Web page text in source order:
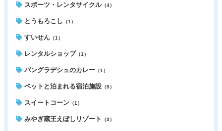
スポーツ・レンタサイクル（4）
とうもろこし （1）
すいせん （1）
レンタルショップ （1）
バングラデシュのカレー （1）
ペットと泊まれる宿泊施設 （5）
スイートコーン （1）
みやぎ蔵王えぼしリゾート （3）